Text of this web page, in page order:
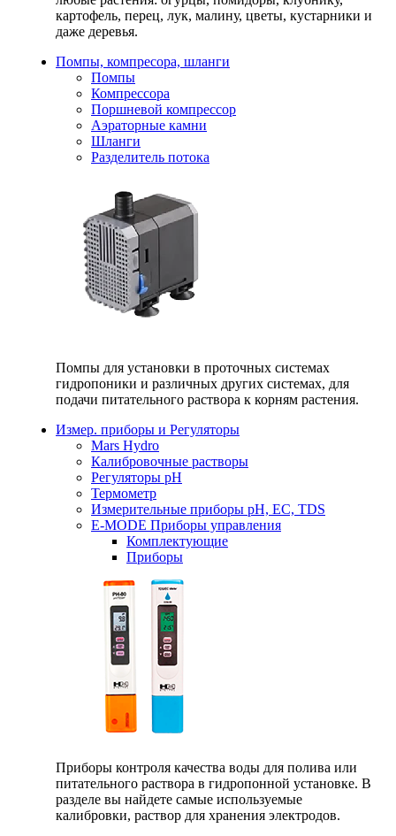
картофель, перец, лук, малину, цветы, кустарники и
даже деревья.
Помпы, компресора, шланги
Помпы
Компрессора
Поршневой компрессор
Аэраторные камни
Шланги
Разделитель потока
Помпы для установки в проточных системах
гидропоники и различных других системах, для
подачи питательного раствора к корням растения.
Измер. приборы и Регуляторы
Mars Hydro
Калибровочные растворы
Регуляторы рН
Термометр
Измерительные приборы pH, EC, TDS
E-MODE Приборы управления
Комплектующие
Приборы
Приборы контроля качества воды для полива или
питательного раствора в гидропонной установке. В
разделе вы найдете самые используемые
калибровки, раствор для хранения электродов.